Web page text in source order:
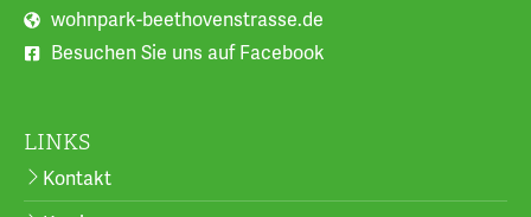
wohnpark-beethovenstrasse.de
Besuchen Sie uns auf Facebook
LINKS
Kontakt